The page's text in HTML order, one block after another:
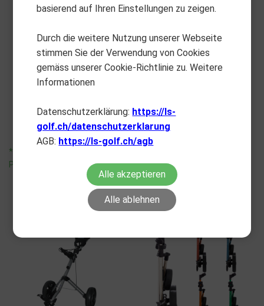
FLAT CAT
*unverbindliche
Preisempfehlung
Preisempfehlung
basierend auf Ihren Einstellungen zu zeigen.
Durch die weitere Nutzung unserer Webseite
stimmen Sie der Verwendung von Cookies
gemäss unserer Cookie-Richtlinie zu. Weitere
Informationen
Datenschutzerklärung: https://ls-
golf.ch/datenschutzerklarung
AGB: https://ls-golf.ch/agb
Alle akzeptieren
Alle ablehnen